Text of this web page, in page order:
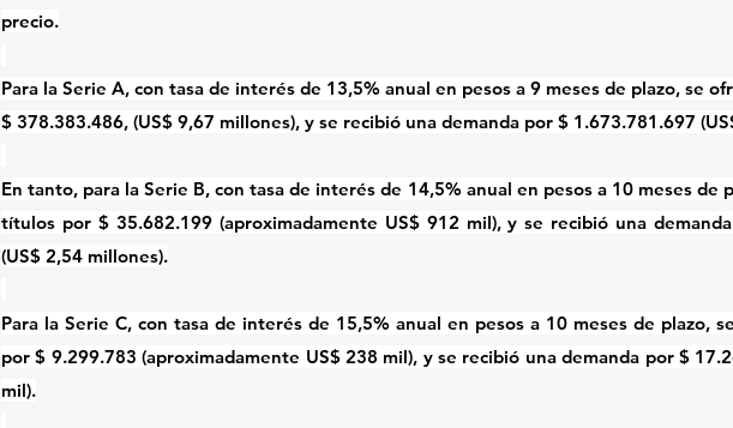
precio.
Para la Serie A, con tasa de interés de 13,5% anual en pesos a 9 meses de plazo, se
$ 378.383.486, (US$ 9,67 millones), y se recibió una demanda por $ 1.673.781.697
En tanto, para la Serie B, con tasa de interés de 14,5% anual en pesos a 10 meses de
títulos por $ 35.682.199 (aproximadamente US$ 912 mil), y se recibió una
(US$ 2,54 millones).
Para la Serie C, con tasa de interés de 15,5% anual en pesos a 10 meses de plazo,
por $ 9.299.783 (aproximadamente US$ 238 mil), y se recibió una demanda por $
mil).